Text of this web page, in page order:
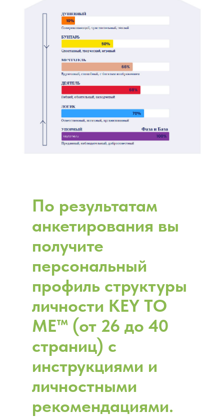
По результатам
анкетирования вы
получите
персональный
профиль структуры
личности KEY TO
ME™ (от 26 до 40
страниц) с
инструкциями и
личностными
рекомендациями.